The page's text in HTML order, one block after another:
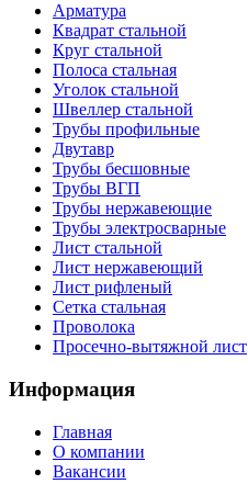
Арматура
Квадрат стальной
Круг стальной
Полоса стальная
Уголок стальной
Швеллер стальной
Трубы профильные
Двутавр
Трубы бесшовные
Трубы ВГП
Трубы нержавеющие
Трубы электросварные
Лист стальной
Лист нержавеющий
Лист рифленый
Сетка стальная
Проволока
Просечно-вытяжной лист
Информация
Главная
О компании
Вакансии